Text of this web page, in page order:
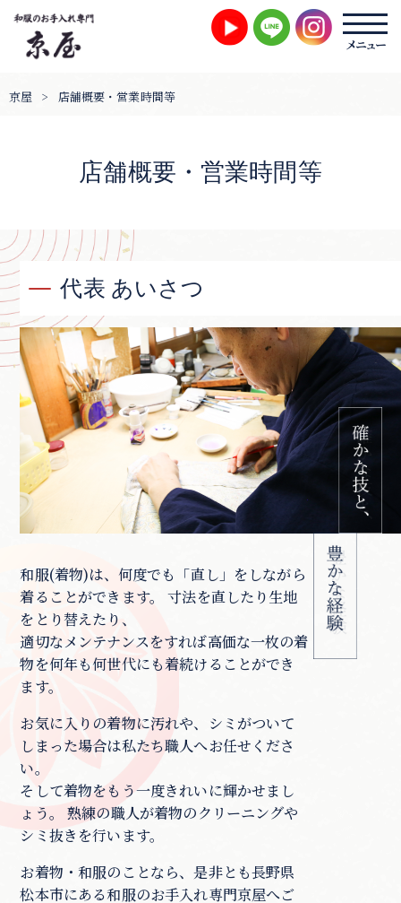
京屋 > 店舗概要・営業時間等
店舗概要・営業時間等
代表 あいさつ
和服(着物)は、何度でも「直し」をしながら
着ることができます。 寸法を直したり生地
をとり替えたり、
適切なメンテナンスをすれば高価な一枚の着
物を何年も何世代にも着続けることができ
ます。
お気に入りの着物に汚れや、シミがついて
しまった場合は私たち職人へお任せくださ
い。
そして着物をもう一度きれいに輝かせまし
ょう。 熟練の職人が着物のクリーニングや
シミ抜きを行います。
お着物・和服のことなら、是非とも長野県
松本市にある和服のお手入れ専門京屋へご